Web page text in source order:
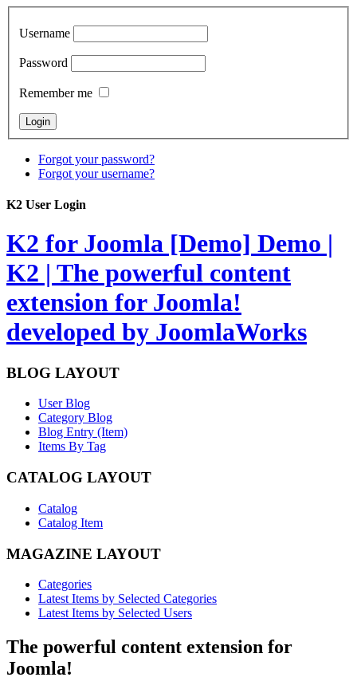
Username
Password
Remember me
Forgot your password?
Forgot your username?
K2 User Login
K2 for Joomla [Demo] Demo |
K2 | The powerful content
extension for Joomla!
developed by JoomlaWorks
BLOG LAYOUT
User Blog
Category Blog
Blog Entry (Item)
Items By Tag
CATALOG LAYOUT
Catalog
Catalog Item
MAGAZINE LAYOUT
Categories
Latest Items by Selected Categories
Latest Items by Selected Users
The powerful content extension for
Joomla!